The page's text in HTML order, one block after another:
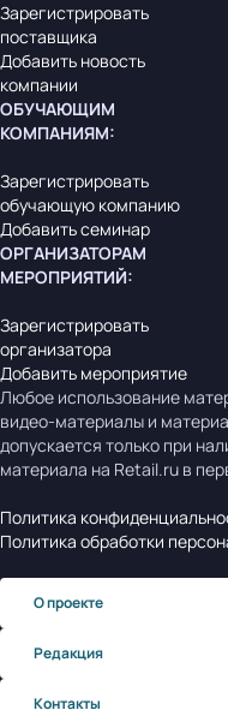
Зарегистрировать
поставщика
Добавить новость
компании
ОБУЧАЮЩИМ
КОМПАНИЯМ:
Зарегистрировать
обучающую компанию
Добавить семинар
ОРГАНИЗАТОРАМ
МЕРОПРИЯТИЙ:
Зарегистрировать
организатора
Добавить мероприятие
Любое использование
видео-материалы и
допускается только при
материала на Retail.ru в
Политика
Политика обработки
О проекте
Редакция
Контакты